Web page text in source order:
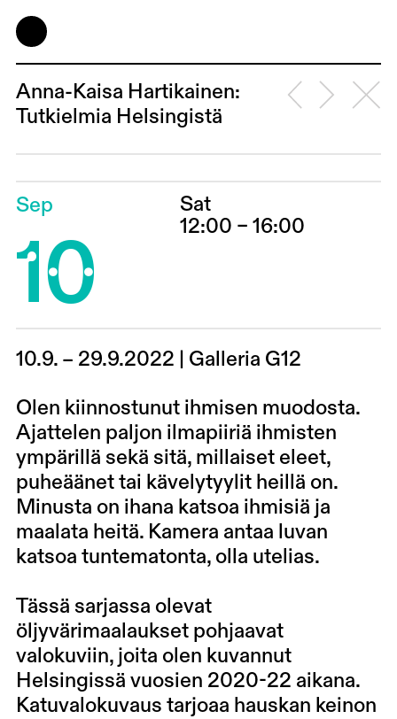
Anna-Kaisa Hartikainen:
Tutkielmia Helsingistä
Sep
10
Sat
12:00 – 16:00
10.9. – 29.9.2022 | Galleria G12
Olen kiinnostunut ihmisen muodosta.
Ajattelen paljon ilmapiiriä ihmisten
ympärillä sekä sitä, millaiset eleet,
puheäänet tai kävelytyylit heillä on.
Minusta on ihana katsoa ihmisiä ja
maalata heitä. Kamera antaa luvan
katsoa tuntematonta, olla utelias.
Tässä sarjassa olevat
öljyvärimaalaukset pohjaavat
valokuviin, joita olen kuvannut
Helsingissä vuosien 2020-22 aikana.
Katuvalokuvaus tarjoaa hauskan keinon